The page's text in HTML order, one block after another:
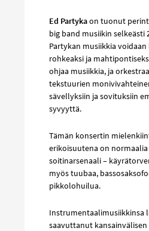
Ed Partykaon tuonut
big band musiikin selkeästi
Partykan musiikkia
rohkeaksi ja
ohjaa musiikkia, ja
tekstuurien
sävellyksiin ja sovituksiin
syvyyttä.
Tämän konsertin
erikoisuutena on
soitinarsenaali –
myös tuubaa,
pikkolohuilua.
Instrumentaalimusiikkinsa
saavuttanut